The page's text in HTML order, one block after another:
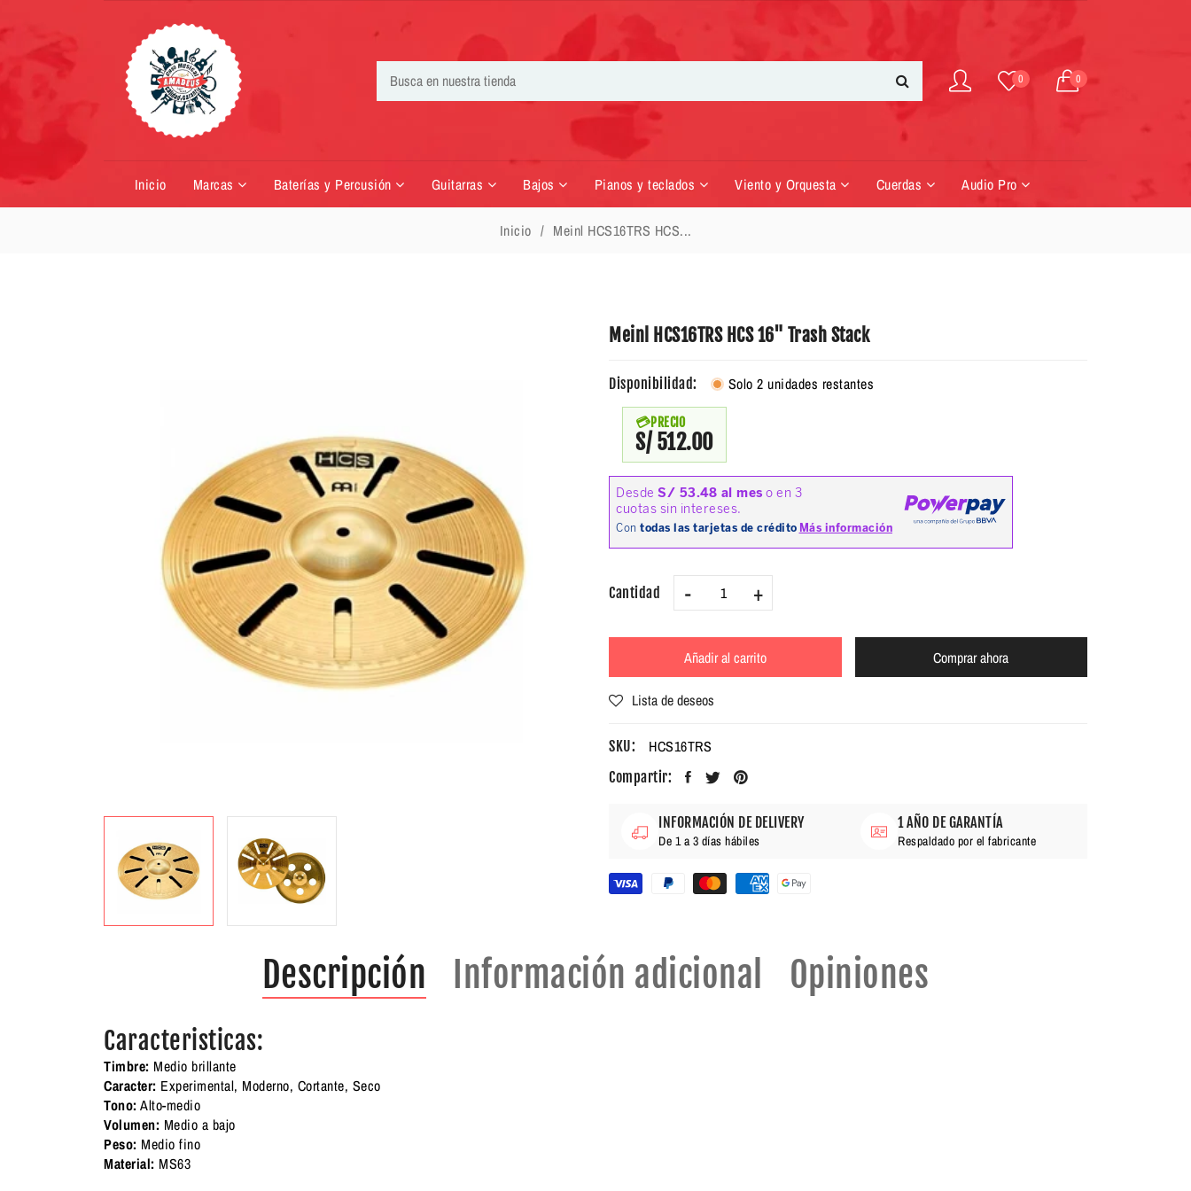
0 0
Inicio Marcas Baterías y Percusión Guitarras Bajos Pianos y teclados Viento y Orquesta Cuerdas Audio Pro
Inicio Meinl HCS16TRS HCS...
Meinl HCS16TRS HCS 16" Trash Stack
Disponibilidad: Solo 2 unidades restantes
PRECIO
S/ 512.00
Cantidad - +
Añadir al carrito Comprar ahora
Lista de deseos
SKU: HCS16TRS
Compartir:
INFORMACIÓN DE DELIVERY
De 1 a 3 días hábiles
1 AÑO DE GARANTÍA
Respaldado por el fabricante
Descripción Información adicional Opiniones
Caracteristicas:
Timbre: Medio brillante
Caracter: Experimental, Moderno, Cortante, Seco
Tono:Alto-medio
Volumen: Medio a bajo
Peso: Medio fino
Material: MS63